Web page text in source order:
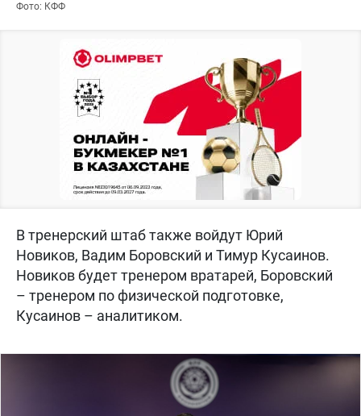
Фото: КФФ
В тренерский штаб также войдут Юрий
Новиков, Вадим Боровский и Тимур Кусаинов.
Новиков будет тренером вратарей, Боровский
– тренером по физической подготовке,
Кусаинов – аналитиком.